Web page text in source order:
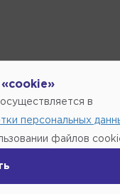
в
персональных
файлов